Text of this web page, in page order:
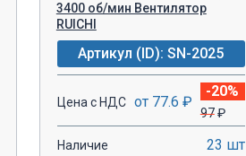
3400 об/мин Вентилятор
RUICHI
Артикул (ID): SN-2025
Цена с НДС от 77.6 ₽
-20%
97₽
Наличие 23 шт